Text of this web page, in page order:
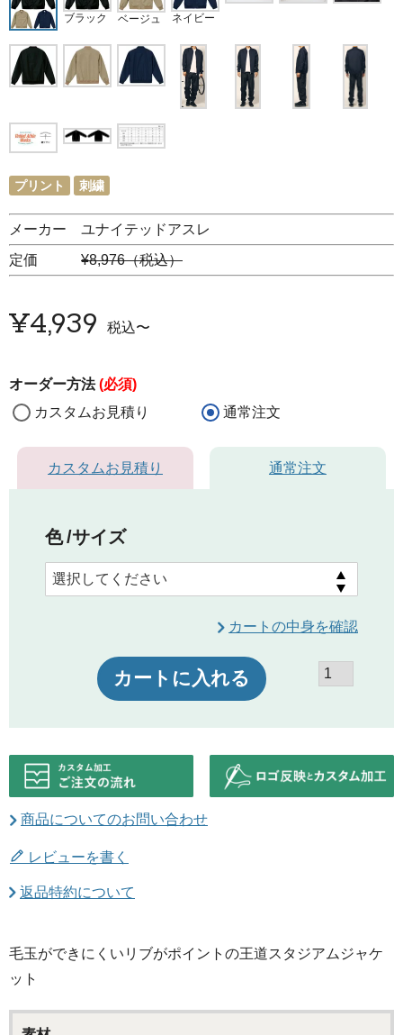
ブラック ベージュ ネイビー
プリント 刺繍
メーカー ユナイテッドアスレ
定価 ¥8,976（税込）
¥4,939 税込〜
オーダー方法(必須)
カスタムお見積り
通常注文
カスタムお見積り 通常注文
色 サイズ
カートの中身を確認
カートに入れる
商品についてのお問い合わせ
レビューを書く
返品特約について
毛玉ができにくいリブがポイントの王道スタジアムジャケ
ット